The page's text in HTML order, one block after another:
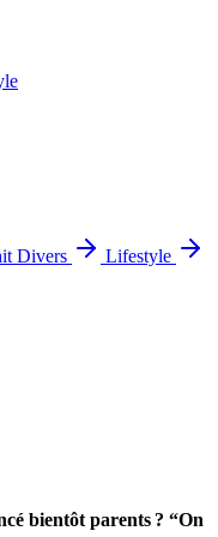
Divers
Lifestyle
bientôt parents ? “On